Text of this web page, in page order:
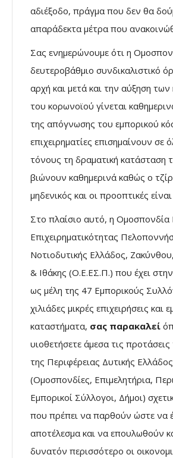
αδιέξοδο, πράγμα που δεν θα
απαράδεκτα μέτρα που
Σας ενημερώνουμε ότι η
δευτεροβάθμιο συνδικαλιστικό
αρχή και μετά και την αύξηση
του κορωνοϊού γίνεται
της απόγνωσης του εμπορικού
επιχειρηματίες επισημαίνουν σε
τόνους τη δραματική κατάσταση
βιώνουν καθημερινά καθώς ο
μηδενικός και οι προοπτικές
Στο πλαίσιο αυτό, η Ομοσπονδία
Επιχειρηματικότητας
Νοτιοδυτικής Ελλάδος,
& Ιθάκης (Ο.Ε.ΕΣ.Π.) που έχει
ως μέλη της 47 Εμπορικούς
χιλιάδες μικρές επιχειρήσεις και
καταστήματα, σας παρακαλεί
υιοθετήσετε άμεσα τις
της Περιφέρειας Δυτικής Ελλάδος
(Ομοσπονδίες, Επιμελητήρια,
Εμπορικοί Σύλλογοι, Δήμοι)
που πρέπει να παρθούν ώστε να
αποτέλεσμα και να επουλωθούν
δυνατόν περισσότερο οι